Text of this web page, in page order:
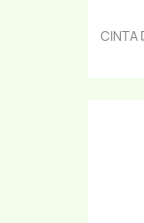
CINTA